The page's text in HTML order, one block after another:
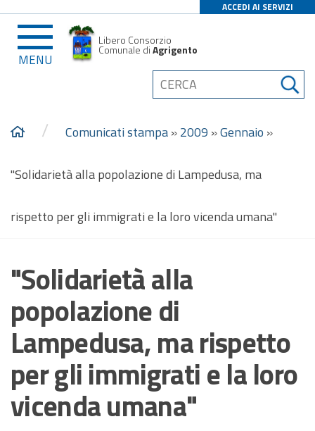
ACCEDI AI SERVIZI
MENU
Libero Consorzio
Comunale diAgrigento
/ Comunicati stampa»2009 »Gennaio »
"Solidarietà alla popolazione di Lampedusa, ma
rispetto per gli immigrati e la loro vicenda umana"
"Solidarietà alla
popolazione di
Lampedusa, ma rispetto
per gli immigrati e la loro
vicenda umana"